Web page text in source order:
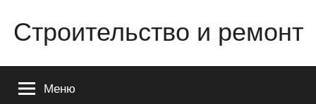
содержимому
Строительство и ремонт
строительстве
Меню